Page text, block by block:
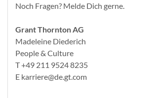
Noch Fragen? Melde Dich gerne.
Grant Thornton AG
Madeleine Diederich
People & Culture
T +49 211 9524 8235
E karriere@de.gt.com